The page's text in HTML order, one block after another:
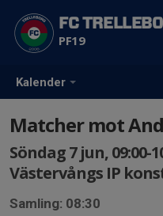
Kalender
FC
PF19
Matcher mot
Söndag 7 jun, 09:00-
Västervångs IP
Samling: 08:30